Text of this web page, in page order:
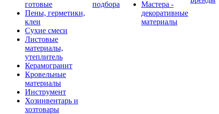
готовые
Пены, герметики,
клеи
Сухие смеси
Листовые
материалы,
утеплитель
Керамогранит
Кровельные
материалы
Инструмент
Хозинвентарь и
хозтовары
подбора
Мастера -
декоративные
материалы